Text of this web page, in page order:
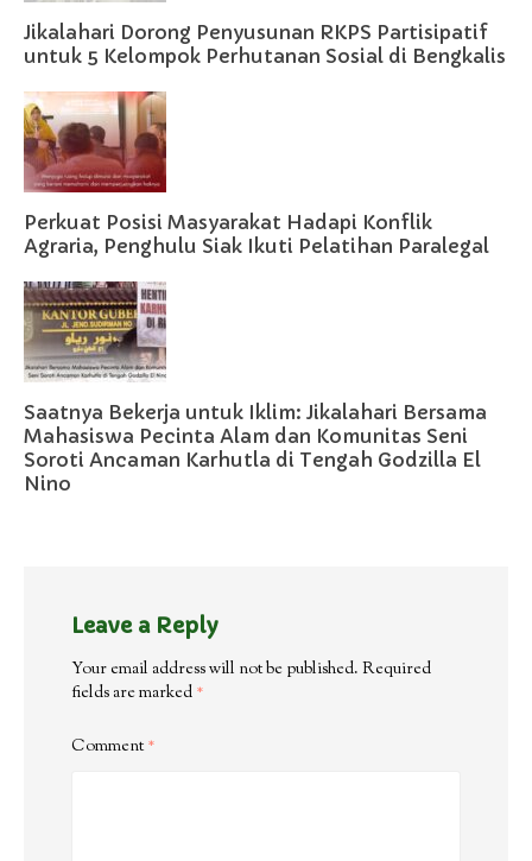
Jikalahari Dorong Penyusunan RKPS Partisipatif
untuk 5 Kelompok Perhutanan Sosial di Bengkalis
Perkuat Posisi Masyarakat Hadapi Konflik
Agraria, Penghulu Siak Ikuti Pelatihan Paralegal
Saatnya Bekerja untuk Iklim: Jikalahari Bersama
Mahasiswa Pecinta Alam dan Komunitas Seni
Soroti Ancaman Karhutla di Tengah Godzilla El
Nino
Leave a Reply
Your email address will not be published. Required
fields are marked *
Comment*